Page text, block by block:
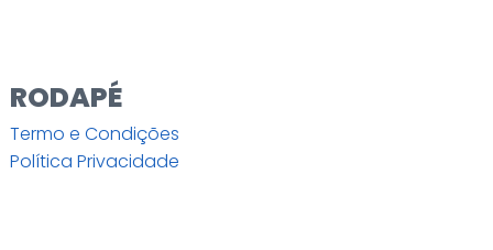
RODAPÉ
Termo e Condições
Política Privacidade